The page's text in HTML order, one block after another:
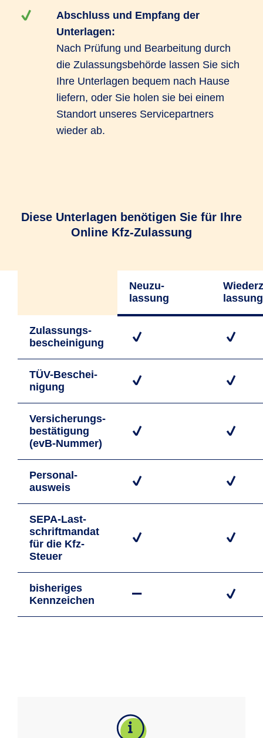
Abschluss und Empfang der
Unterlagen:
Nach Prüfung und Bearbeitung durch
die Zulassungsbehörde lassen Sie sich
Ihre Unterlagen bequem nach Hause
liefern, oder Sie holen sie bei einem
Standort unseres Servicepartners
wieder ab.
Diese Unterlagen benötigen Sie für Ihre
Online Kfz-Zulassung
Neuzu­
lassung
lassung
Zulassungs­
bescheinigung
TÜV-Beschei­
nigung
Versicherungs­
bestätigung
(evB-Nummer)
Personal­
ausweis
SEPA-Last­
schrift­mandat
für die Kfz-
Steuer
bisheriges
Kennzeichen